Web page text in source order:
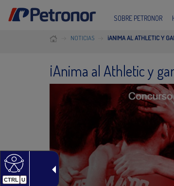
CTRL U
SOBRE PETRONOR
NOTICIAS ¡ANIMA AL ATHLETIC Y
¡Anima al Athletic y